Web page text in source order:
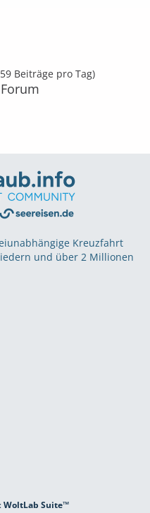
Beiträge pro Tag)
Kreuzfahrt
und über 2 Millionen
WoltLab Suite™